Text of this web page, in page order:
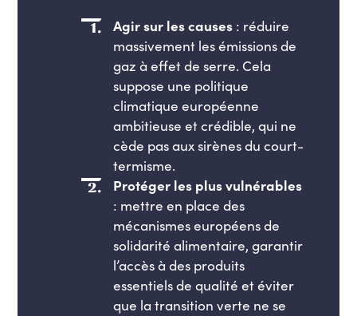
Agir sur les causes : réduire
massivement les émissions de
gaz à effet de serre. Cela
suppose une politique
climatique européenne
ambitieuse et crédible, qui ne
cède pas aux sirènes du court-
termisme.
Protéger les plus vulnérables
: mettre en place des
mécanismes européens de
solidarité alimentaire, garantir
l’accès à des produits
essentiels de qualité et éviter
que la transition verte ne se